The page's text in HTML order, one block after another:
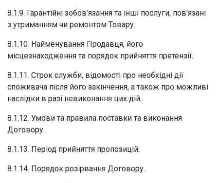
8.1.9. Гарантійні зобов’язання та інші послуги, пов'язані
з утриманням чи ремонтом Товару.
8.1.10. Найменування Продавця, його
місцезнаходження та порядок прийняття претензії.
8.1.11. Строк служби, відомості про необхідні дії
споживача після його закінчення, а також про можливі
наслідки в разі невиконання цих дій.
8.1.12. Умови та правила поставки та виконання
Договору.
8.1.13. Період прийняття пропозицій.
8.1.14. Порядок розірвання Договору.